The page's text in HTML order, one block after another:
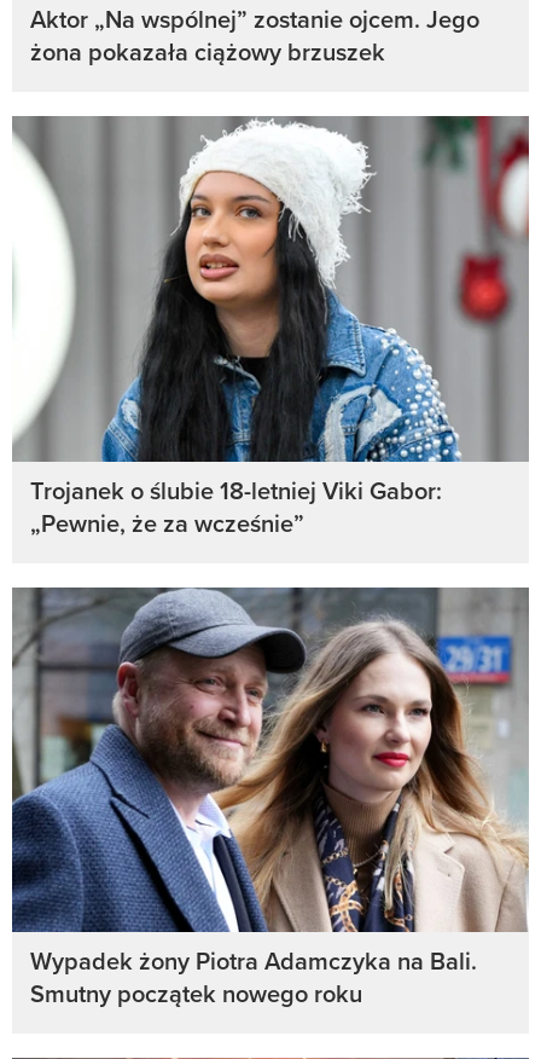
Aktor „Na wspólnej” zostanie ojcem. Jego
żona pokazała ciążowy brzuszek
Trojanek o ślubie 18-letniej Viki Gabor:
„Pewnie, że za wcześnie”
Wypadek żony Piotra Adamczyka na Bali.
Smutny początek nowego roku